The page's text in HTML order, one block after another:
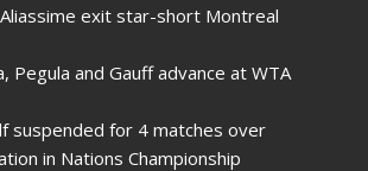
exit star-short Montreal
Pegula and Gauff advance at WTA
suspended for 4 matches over
in Nations Championship